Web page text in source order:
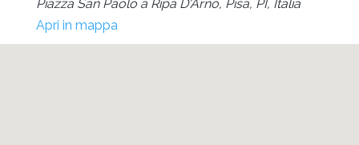
Piazza San Paolo a Ripa D'Arno, Pisa, PI, Italia
Apri in mappa